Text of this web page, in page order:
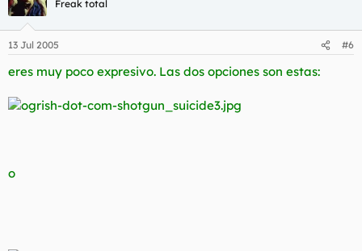
Freak total
13 Jul 2005 #6
eres muy poco expresivo. Las dos opciones son estas:
o